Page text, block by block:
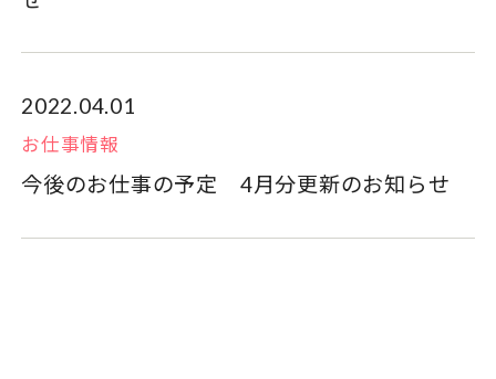
2022.04.01
お仕事情報
今後のお仕事の予定 4月分更新のお知らせ